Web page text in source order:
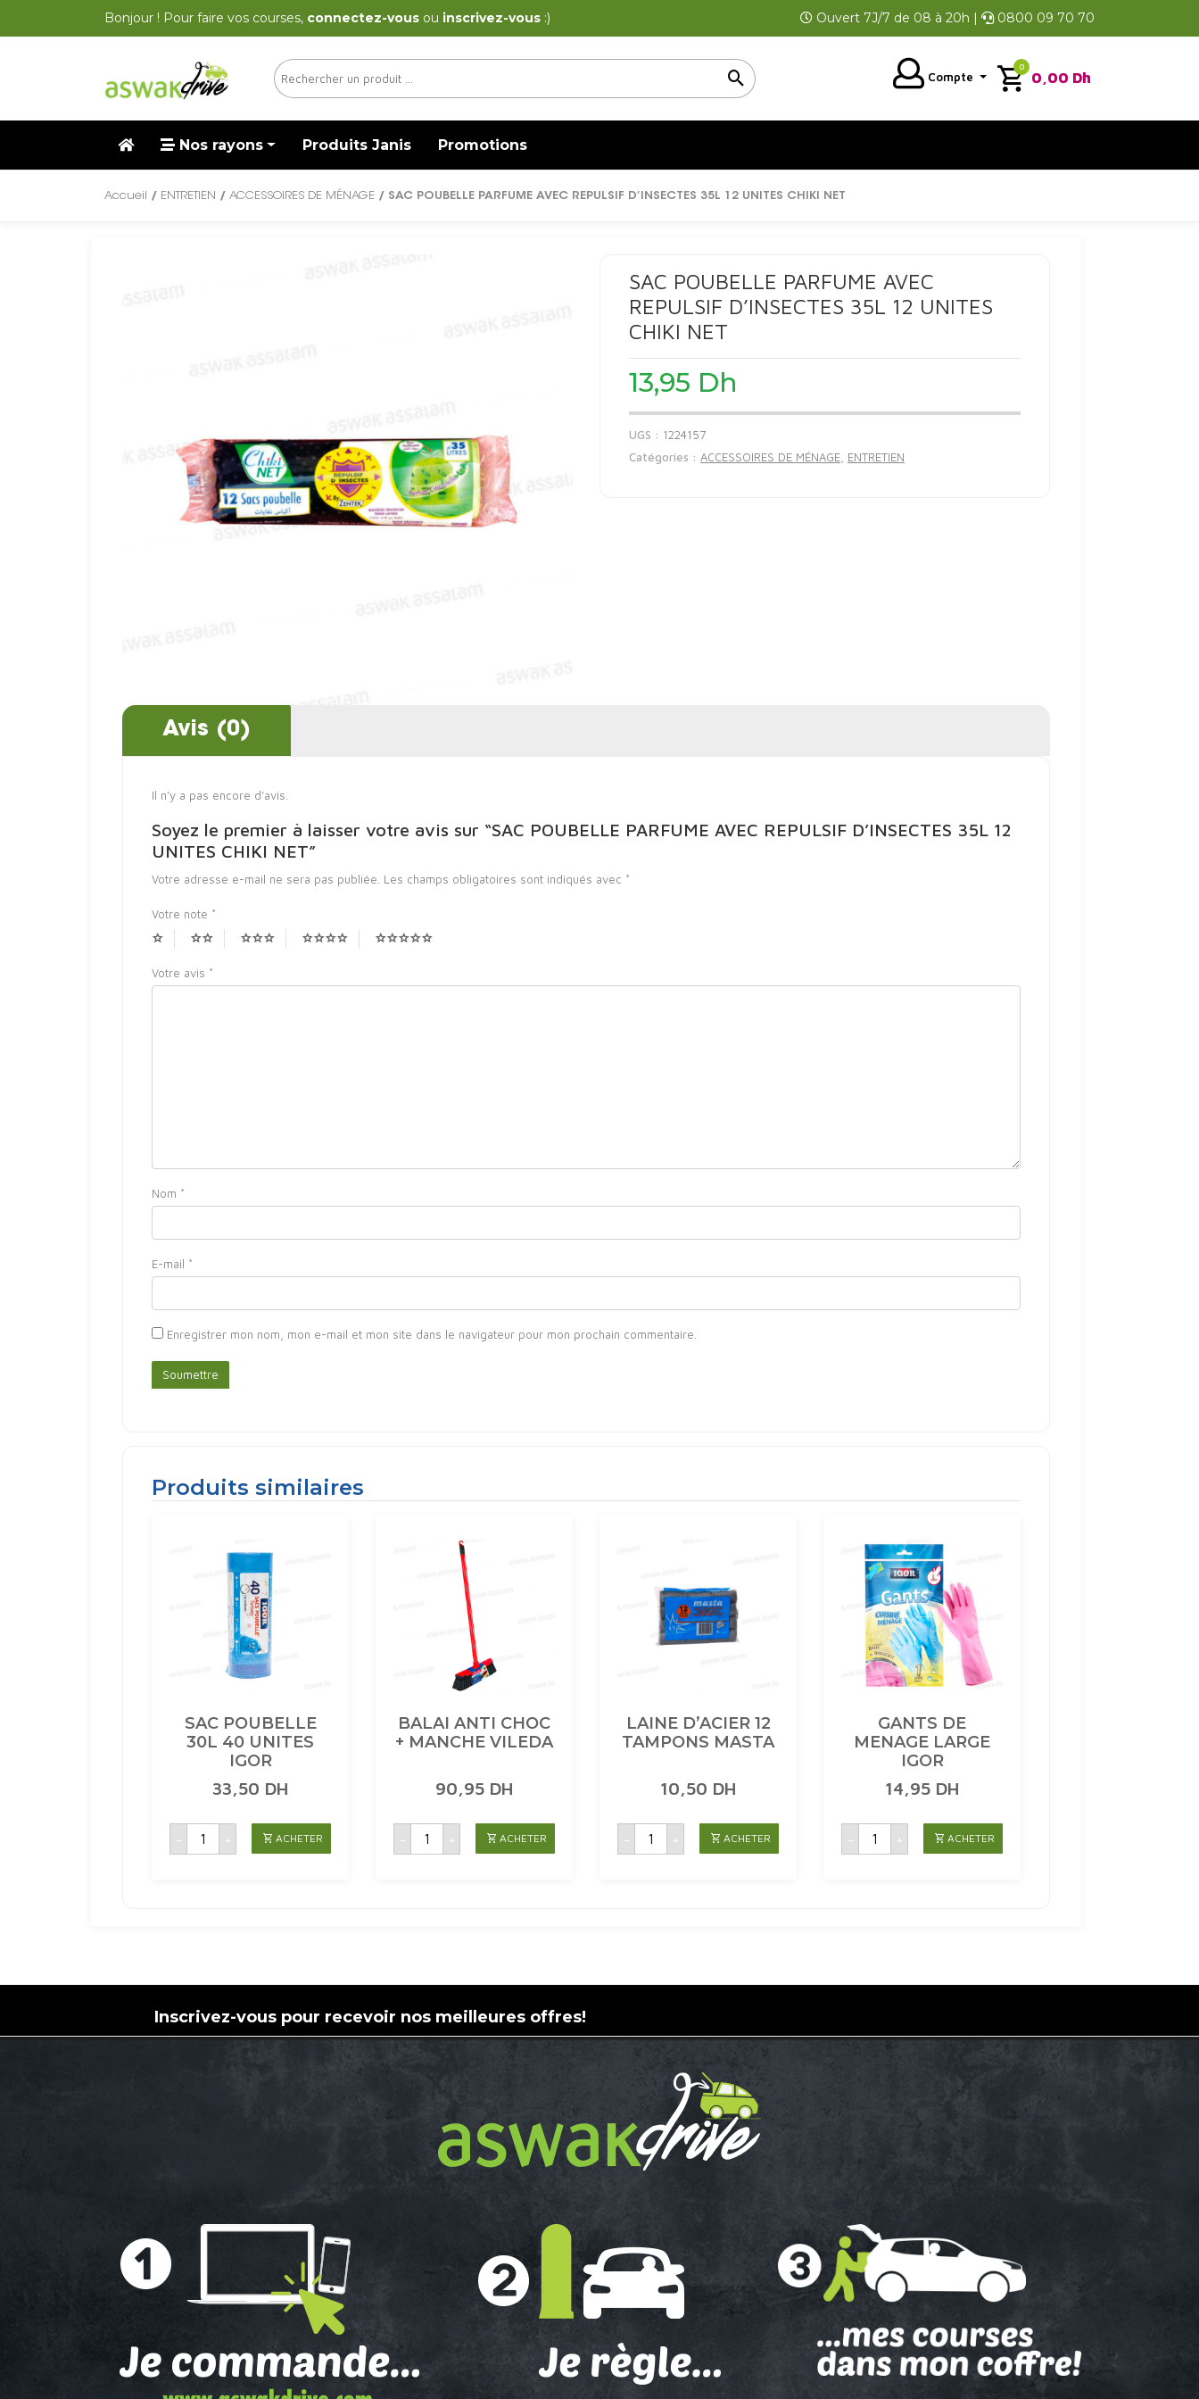
Bonjour ! Pour faire vos courses, connectez-vous ou inscrivez-vous :) Ouvert 7J/7 de 08 à 20h | 0800 09 70 70
Compte 0,00 Dh
0
Nos rayons Produits Janis Promotions
Accueil / ENTRETIEN / ACCESSOIRES DE MÉNAGE / SAC POUBELLE PARFUME AVEC REPULSIF D’INSECTES 35L 12 UNITES CHIKI NET
SAC POUBELLE PARFUME AVEC
REPULSIF D’INSECTES 35L 12 UNITES
CHIKI NET
13,95 Dh
UGS : 1224157
Catégories : ACCESSOIRES DE MÉNAGE, ENTRETIEN
Avis (0)
Il n’y a pas encore d’avis.
Soyez le premier à laisser votre avis sur “SAC POUBELLE PARFUME AVEC REPULSIF D’INSECTES 35L 12
UNITES CHIKI NET”
Votre adresse e-mail ne sera pas publiée. Les champs obligatoires sont indiqués avec *
Votre note *
Votre avis *
Nom *
E-mail *
Enregistrer mon nom, mon e-mail et mon site dans le navigateur pour mon prochain commentaire.
Produits similaires
SAC POUBELLE
30L 40 UNITES
IGOR
33,50 DH
-
quantité
SAC
+ ACHETER
BALAI ANTI CHOC
+ MANCHE VILEDA
90,95 DH
-
quantité
BALAI
+ ACHETER
LAINE D’ACIER 12
TAMPONS MASTA
10,50 DH
-
quantité
LAINE
+ ACHETER
GANTS DE
MENAGE LARGE
IGOR
14,95 DH
-
quantité
GANTS
+ ACHETER
Inscrivez-vous pour recevoir nos meilleures offres!